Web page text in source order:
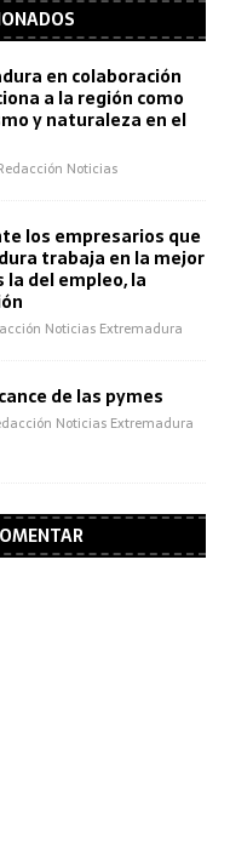
en colaboración
a la región como
y naturaleza en el
Noticias
los empresarios que
trabaja en la mejor
la del empleo, la
Noticias Extremadura
de las pymes
Noticias Extremadura